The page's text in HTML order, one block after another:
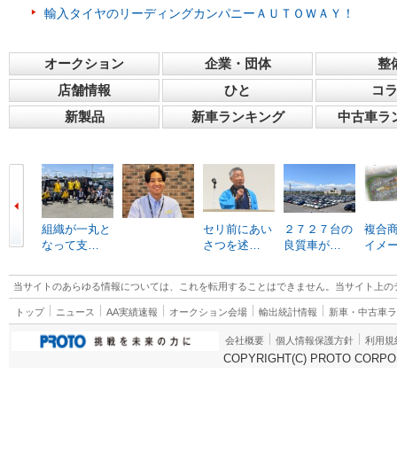
輸入タイヤのリーディングカンパニーＡＵＴＯＷＡＹ！
オークション 企業・団体
整
店舗情報
ひと
コ
新製品
新車ランキング 中古車ラ
組織が一丸と
なって支…
セリ前にあい
さつを述…
２７２７台の
良質車が…
複合
イメ
当サイトのあらゆる情報については、これを転用することはできません。当サイト上
トップ ニュース AA実績速報 オークション会場 輸出統計情報 新車・中古車
会社概要 個人情報保護方針 利用規
COPYRIGHT(C) PROTO